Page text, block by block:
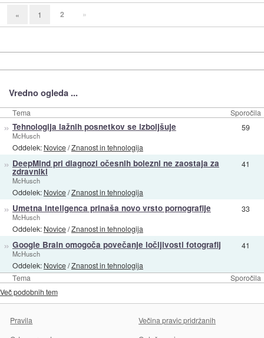
« 1 2 »
Vredno ogleda ...
Tema Sporočila
Tema Sporočila
» Tehnologija lažnih posnetkov se izboljšuje
McHusch
Oddelek: Novice/Znanost in tehnologija
59
» DeepMind pri diagnozi očesnih bolezni ne zaostaja za
zdravniki
McHusch
Oddelek: Novice/Znanost in tehnologija
41
» Umetna inteligenca prinaša novo vrsto pornografije
McHusch
Oddelek: Novice/Znanost in tehnologija
33
» Google Brain omogoča povečanje ločljivosti fotografij
McHusch
Oddelek: Novice/Znanost in tehnologija
41
Več podobnih tem
Pravila
Večina pravic pridržanih